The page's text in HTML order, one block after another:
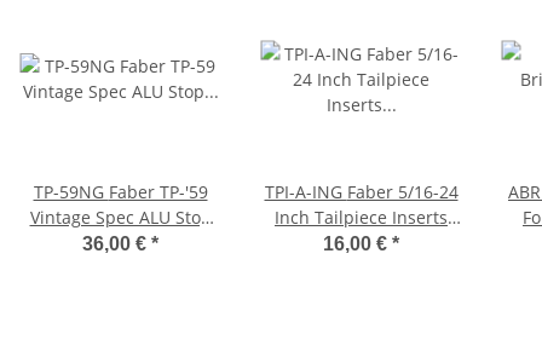
TP-59NG Faber TP-'59
Vintage Spec ALU Stop
Tailpiece, Nickel, gloss
36,00 € *
TPI-A-ING Faber 5/16-24
Inch Tailpiece Inserts
(pair) Steel, nickel
16,00 € *
ABRH-